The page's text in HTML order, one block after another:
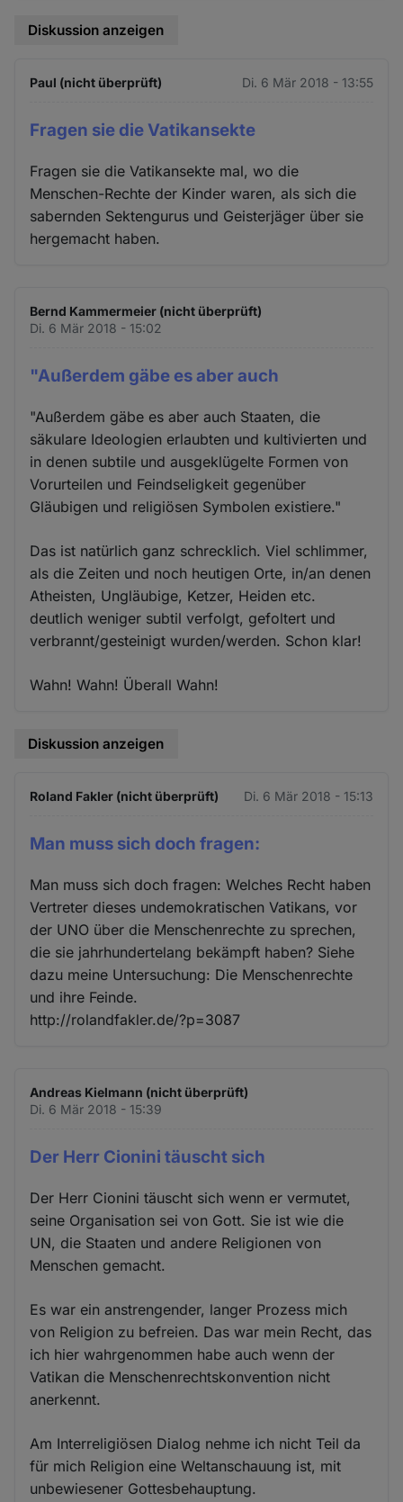
Diskussion anzeigen
Paul (nicht überprüft) Di. 6 Mär 2018 - 13:55
Fragen sie die Vatikansekte
Fragen sie die Vatikansekte mal, wo die
Menschen-Rechte der Kinder waren, als sich die
sabernden Sektengurus und Geisterjäger über sie
hergemacht haben.
Bernd Kammermeier (nicht überprüft)
Di. 6 Mär 2018 - 15:02
"Außerdem gäbe es aber auch
"Außerdem gäbe es aber auch Staaten, die
säkulare Ideologien erlaubten und kultivierten und
in denen subtile und ausgeklügelte Formen von
Vorurteilen und Feindseligkeit gegenüber
Gläubigen und religiösen Symbolen existiere."
Das ist natürlich ganz schrecklich. Viel schlimmer,
als die Zeiten und noch heutigen Orte, in/an denen
Atheisten, Ungläubige, Ketzer, Heiden etc.
deutlich weniger subtil verfolgt, gefoltert und
verbrannt/gesteinigt wurden/werden. Schon klar!
Wahn! Wahn! Überall Wahn!
Diskussion anzeigen
Roland Fakler (nicht überprüft) Di. 6 Mär 2018 - 15:13
Man muss sich doch fragen:
Man muss sich doch fragen: Welches Recht haben
Vertreter dieses undemokratischen Vatikans, vor
der UNO über die Menschenrechte zu sprechen,
die sie jahrhundertelang bekämpft haben? Siehe
dazu meine Untersuchung: Die Menschenrechte
und ihre Feinde.
http://rolandfakler.de/?p=3087
Andreas Kielmann (nicht überprüft)
Di. 6 Mär 2018 - 15:39
Der Herr Cionini täuscht sich
Der Herr Cionini täuscht sich wenn er vermutet,
seine Organisation sei von Gott. Sie ist wie die
UN, die Staaten und andere Religionen von
Menschen gemacht.
Es war ein anstrengender, langer Prozess mich
von Religion zu befreien. Das war mein Recht, das
ich hier wahrgenommen habe auch wenn der
Vatikan die Menschenrechtskonvention nicht
anerkennt.
Am Interreligiösen Dialog nehme ich nicht Teil da
für mich Religion eine Weltanschauung ist, mit
unbewiesener Gottesbehauptung.